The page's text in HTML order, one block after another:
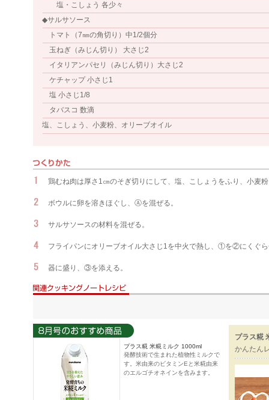
塩・こしょう 各少々
◆サルサソース
トマト（7㎜の角切り）中1/2個分
玉ねぎ（みじん切り） 大さじ2
イタリアンパセリ（みじん切り）大さじ2
ケチャップ 小さじ1
塩 小さじ1/8
タバスコ 数滴
塩、こしょう、小麦粉、オリーブオイル
鶏むね肉は厚さ1㎝のそぎ切りにして、塩、こしょうをふり、小麦
ボウルに卵を溶きほぐし、Ⓐを混ぜる。
サルサソースの材料を混ぜる。
フライパンにオリーブオイル大さじ1を中火で熱し、①を②にくぐ
器に盛り、③を添える。
プラス糀 米糀ミルク 1000ml
発酵技術で生まれた植物性ミルクで
す。米由来のビタミンEと米糀由来
のエルゴチオネインを含みます。
プラス糀
かんたん